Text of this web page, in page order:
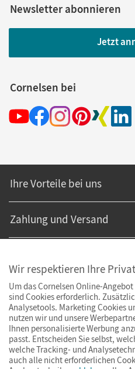
Newsletter abonnieren
Jetzt
Cornelsen bei
Ihre Vorteile bei uns
Zahlung und Versand
Wir respektieren Ihre
Um das Cornelsen Online-
sind Cookies erforderlich.
Analysetools. Marketing Cookies
nutzen wir und unsere
Ihnen personalisierte Werbung
passt. Entscheiden Sie selbst,
welche Tracking- und
auch alle nicht erforderlichen